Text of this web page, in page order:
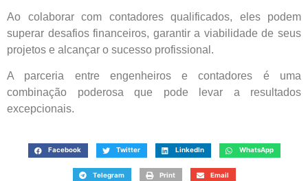
Ao colaborar com contadores qualificados, eles podem
superar desafios financeiros, garantir a viabilidade de seus
projetos e alcançar o sucesso profissional.
A parceria entre engenheiros e contadores é uma
combinação poderosa que pode levar a resultados
excepcionais.
Facebook Twitter LinkedIn WhatsApp
Telegram Print Email